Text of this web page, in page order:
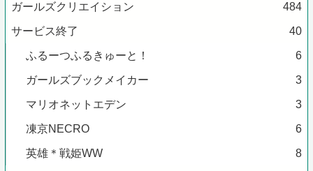
ガールズクリエイション 484
サービス終了 40
ふるーつふるきゅーと！ 6
ガールズブックメイカー 3
マリオネットエデン 3
凍京NECRO 6
英雄＊戦姫WW 8